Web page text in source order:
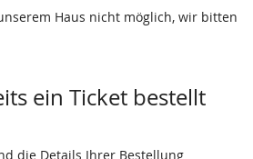
Haus nicht möglich, wir bitten
ein Ticket bestellt
die Details Ihrer Bestellung